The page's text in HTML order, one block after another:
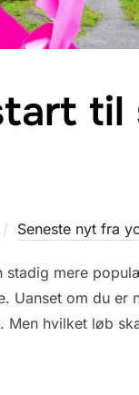
til
Seneste nyt fra
stadig mere
Uanset om du
Men hvilket løb